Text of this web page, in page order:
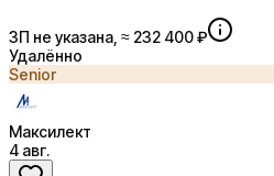
ЗП не указана, ≈ 232 400 ₽
Удалённо
Senior
Максилект
4 авг.